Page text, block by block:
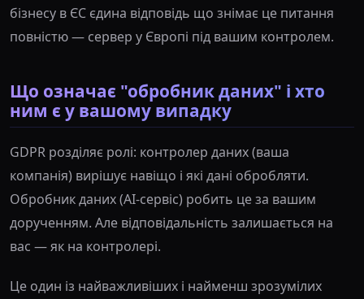
бізнесу в ЄС єдина відповідь що знімає це питання
повністю — сервер у Європі під вашим контролем.
Що означає "обробник даних" і хто
ним є у вашому випадку
GDPR розділяє ролі: контролер даних (ваша
компанія) вирішує навіщо і які дані обробляти.
Обробник даних (AI-сервіс) робить це за вашим
дорученням. Але відповідальність залишається на
вас — як на контролері.
Це один із найважливіших і найменш зрозумілих